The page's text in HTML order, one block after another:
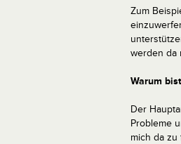
Zum
werden da
Warum
Der
Probleme
mich da